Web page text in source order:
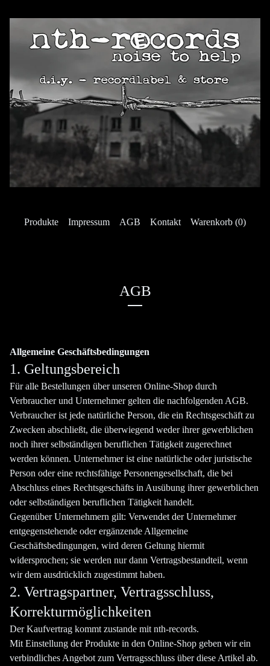
Produkte Impressum AGB Kontakt Warenkorb (0)
AGB
Allgemeine Geschäftsbedingungen
1. Geltungsbereich
Für alle Bestellungen über unseren Online-Shop durch
Verbraucher und Unternehmer gelten die nachfolgenden AGB.
Verbraucher ist jede natürliche Person, die ein Rechtsgeschäft zu
Zwecken abschließt, die überwiegend weder ihrer gewerblichen
noch ihrer selbständigen beruflichen Tätigkeit zugerechnet
werden können. Unternehmer ist eine natürliche oder juristische
Person oder eine rechtsfähige Personengesellschaft, die bei
Abschluss eines Rechtsgeschäfts in Ausübung ihrer gewerblichen
oder selbständigen beruflichen Tätigkeit handelt.
Gegenüber Unternehmern gilt: Verwendet der Unternehmer
entgegenstehende oder ergänzende Allgemeine
Geschäftsbedingungen, wird deren Geltung hiermit
widersprochen; sie werden nur dann Vertragsbestandteil, wenn
wir dem ausdrücklich zugestimmt haben.
2. Vertragspartner, Vertragsschluss,
Korrekturmöglichkeiten
Der Kaufvertrag kommt zustande mit nth-records.
Mit Einstellung der Produkte in den Online-Shop geben wir ein
verbindliches Angebot zum Vertragsschluss über diese Artikel ab.